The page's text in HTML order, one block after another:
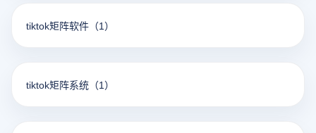
tiktok矩阵软件 （1）
tiktok矩阵系统 （1）